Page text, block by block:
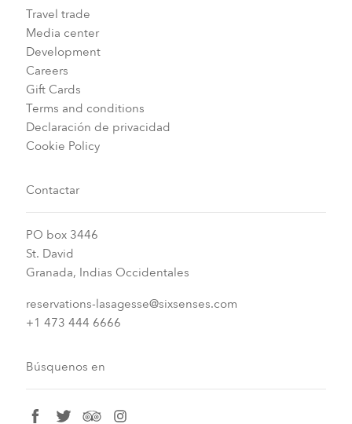
Travel trade
Media center
Development
Careers
Gift Cards
Terms and conditions
Declaración de privacidad
Cookie Policy
Contactar
PO box 3446
St. David
Granada, Indias Occidentales
reservations-lasagesse@sixsenses.com
+1 473 444 6666
Búsquenos en
facebook
twitter tripadvisor